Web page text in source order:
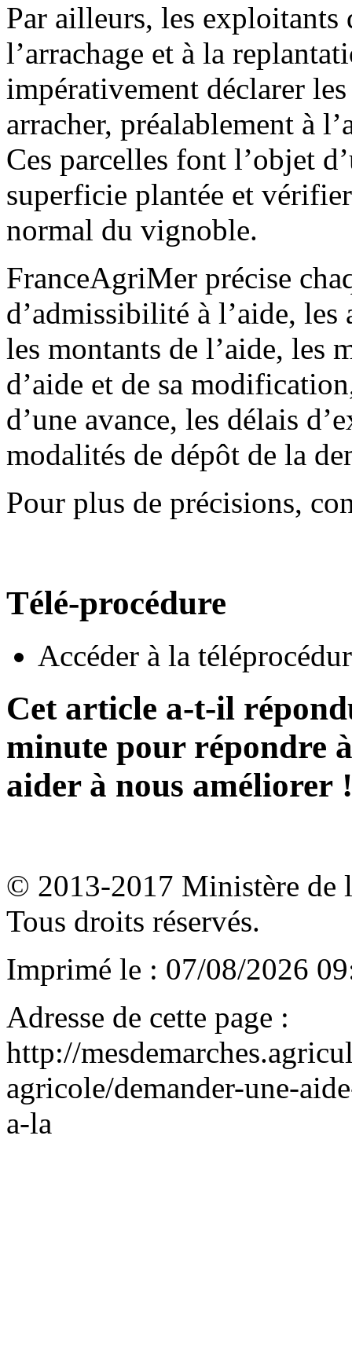
Par ailleurs, les exploitants
l’arrachage et à la
impérativement déclarer
arracher, préalablement à
Ces parcelles font l’objet
superficie plantée et
normal du vignoble.
FranceAgriMer précise
d’admissibilité à l’aide,
les montants de l’aide, les
d’aide et de sa
d’une avance, les délais
modalités de dépôt de la
Pour plus de précisions,
Télé-procédure
Accéder à la
Cet article a-t-il
minute pour répondre
aider à nous améliorer !
© 2013-2017 Ministère de
Tous droits réservés.
Imprimé le : 07/08/2026
Adresse de cette page :
http://
agricole/demander-une-
a-la